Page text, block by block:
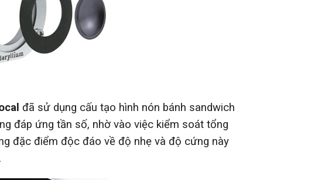
đã sử dụng cấu tạo hình nón bánh sandwich
đáp ứng tần số, nhờ vào việc kiểm soát tổng
đặc điểm độc đáo về độ nhẹ và độ cứng này